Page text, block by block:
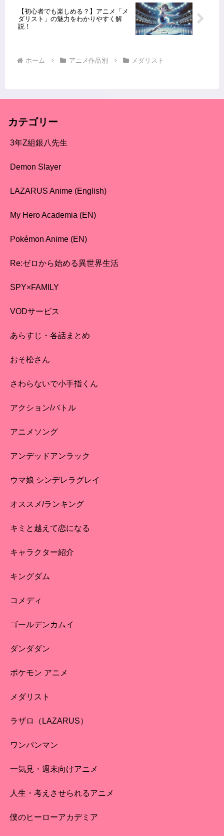
【初心者でも楽しめる？】アニメ「メ
ダリスト」の魅力をわかりやすく解
説！
ホーム アニメ作品別 メダリスト
カテゴリー
3年Z組銀八先生
Demon Slayer
LAZARUS Anime (English)
My Hero Academia (EN)
Pokémon Anime (EN)
Re:ゼロから始める異世界生活
SPY×FAMILY
VODサービス
あらすじ・各話まとめ
おそ松さん
さわらないで小手指くん
アクション/バトル
アニメソング
アンデッドアンラック
ウマ娘 シンデレラグレイ
オススメ/ランキング
キミと越えて恋になる
キャラクター紹介
キングダム
コメディ
ゴールデンカムイ
ダンダダン
ポケモン アニメ
メダリスト
ラザロ（LAZARUS）
ワンパンマン
一気見・週末向けアニメ
人生・考えさせられるアニメ
僕のヒーローアカデミア